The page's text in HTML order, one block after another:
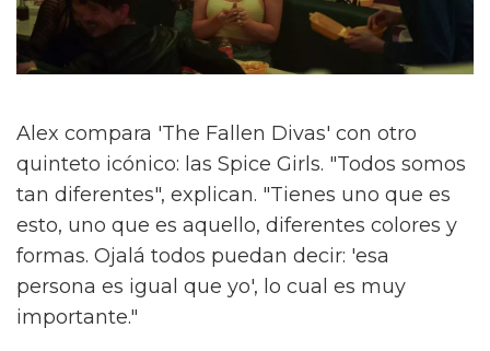
Alex compara 'The Fallen Divas' con otro
quinteto icónico: las Spice Girls. "Todos somos
tan diferentes", explican. "Tienes uno que es
esto, uno que es aquello, diferentes colores y
formas. Ojalá todos puedan decir: 'esa
persona es igual que yo', lo cual es muy
importante."